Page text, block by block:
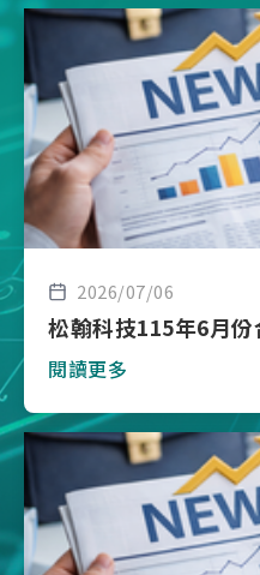
2026/07/06
松翰科技115年6月
閱讀更多